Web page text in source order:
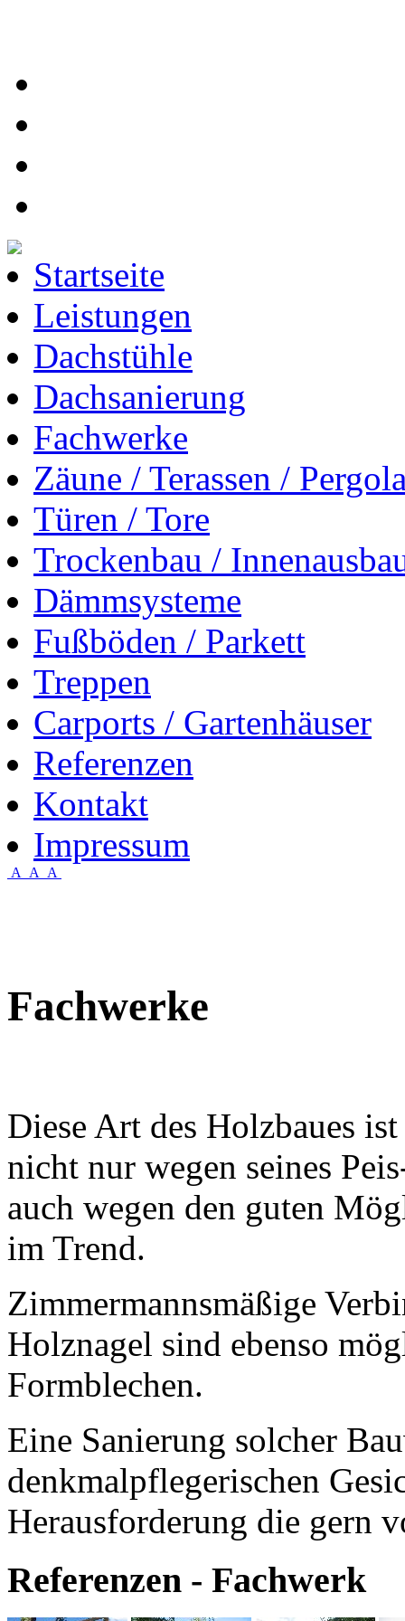
Startseite
Leistungen
Dachstühle
Dachsanierung
Fachwerke
Zäune / Terassen /
Türen / Tore
Trockenbau /
Dämmsysteme
Fußböden / Parkett
Treppen
Carports / Gartenhäuser
Referenzen
Kontakt
Impressum
A A A
Fachwerke
Diese Art des Holzbaues
nicht nur wegen seines
auch wegen den guten
im Trend.
Zimmermannsmäßige
Holznagel sind ebenso
Formblechen.
Eine Sanierung solcher
denkmalpflegerischen
Herausforderung die gern
Referenzen - Fachwerk